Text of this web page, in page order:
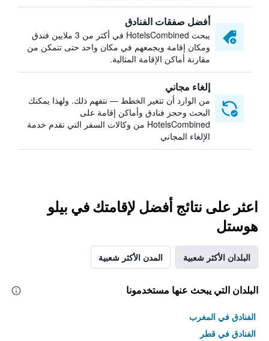
أفضل صفقات الفنادق
يبحث HotelsCombined في أكثر من 3 ملايين فندق
ومكان إقامة ويجمعهم في مكان واحد حتى تتمكن من
مقارنة أماكن الإقامة المثالية.
إلغاء مجاني
من الوارد أن تتغير الخطط — نتفهم ذلك. ولهذا يمكنك
البحث وحجز فنادق وأماكن إقامة على
HotelsCombined من وكالات السفر التي تقدم خدمة
الإلغاء المجاني
اعثر على نتائج أفضل لإقامتك في بيلو
هوستل
البلدان الأكثر شعبية المدن الأكثر شعبية
البلدان التي يبحث عنها مستخدمونا
الفنادق في المغرب
الفنادق في قطر